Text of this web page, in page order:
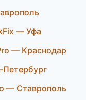
— Уфа
— Краснодар
— Ставрополь